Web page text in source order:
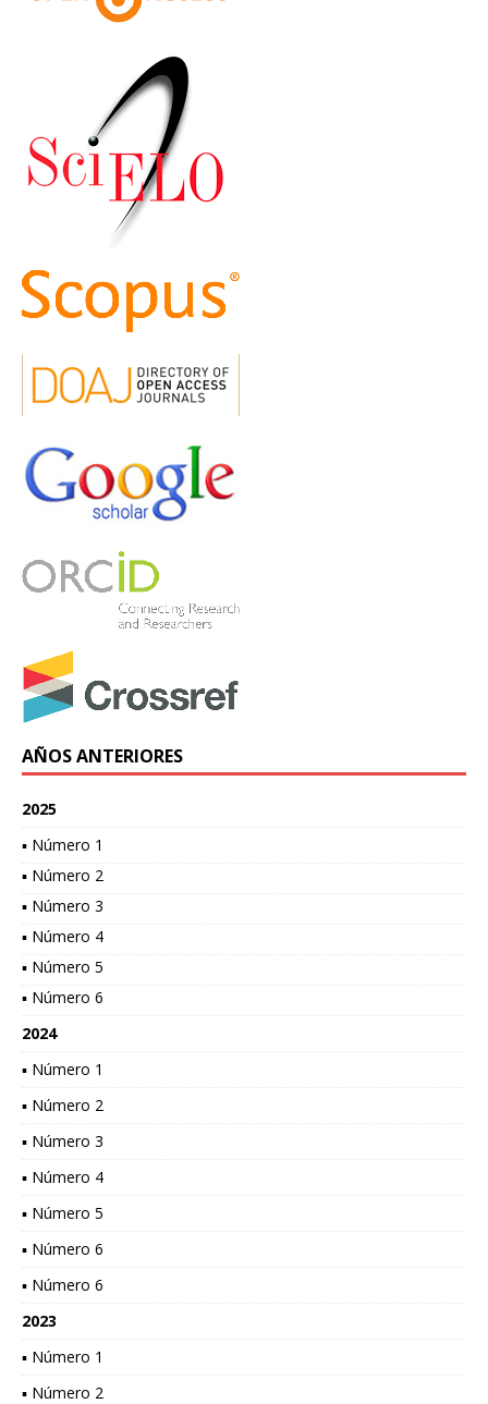
AÑOS ANTERIORES
2025
▪ Número 1
▪ Número 2
▪ Número 3
▪ Número 4
▪ Número 5
▪ Número 6
2024
▪ Número 1
▪ Número 2
▪ Número 3
▪ Número 4
▪ Número 5
▪ Número 6
▪ Número 6
2023
▪ Número 1
▪ Número 2